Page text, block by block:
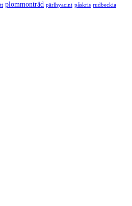
plommonträd pärlhyacint påskris rudbeckia